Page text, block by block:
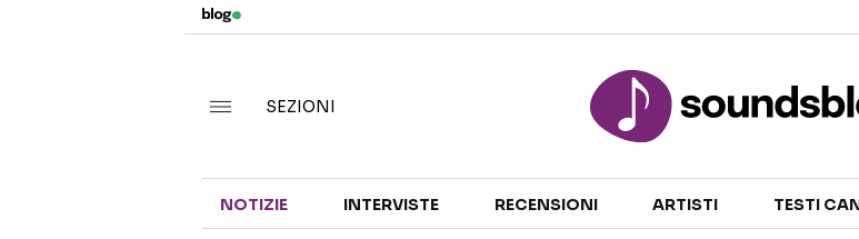
SEZIONI
NOTIZIE INTERVISTE RECENSIONI ARTISTI TESTI